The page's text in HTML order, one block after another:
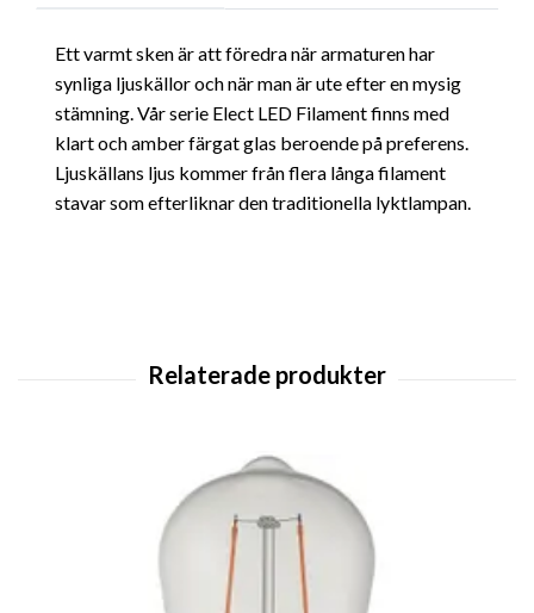
Ett varmt sken är att föredra när armaturen har
synliga ljuskällor och när man är ute efter en mysig
stämning. Vår serie Elect LED Filament finns med
klart och amber färgat glas beroende på preferens.
Ljuskällans ljus kommer från flera långa filament
stavar som efterliknar den traditionella lyktlampan.